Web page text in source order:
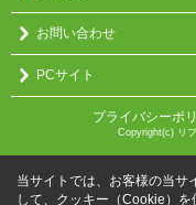
お問い合わせ
PCサイト
プライバシーポ
Copyright(c) リ
当サイトでは、お客様の当サ
して、クッキー（Cookie）を